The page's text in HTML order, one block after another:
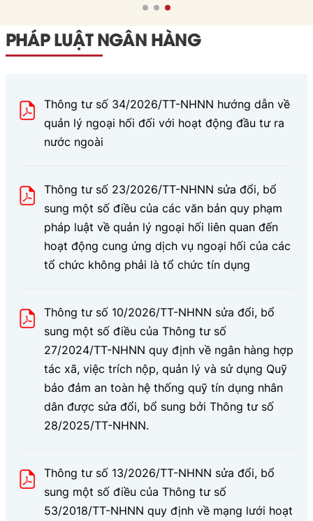
PHÁP LUẬT NGÂN HÀNG
Thông tư số 34/2026/TT-NHNN hướng dẫn về
quản lý ngoại hối đối với hoạt động đầu tư ra
nước ngoài
Thông tư số 23/2026/TT-NHNN sửa đổi, bổ
sung một số điều của các văn bản quy phạm
pháp luật về quản lý ngoại hối liên quan đến
hoạt động cung ứng dịch vụ ngoại hối của các
tổ chức không phải là tổ chức tín dụng
Thông tư số 10/2026/TT-NHNN sửa đổi, bổ
sung một số điều của Thông tư số
27/2024/TT-NHNN quy định về ngân hàng hợp
tác xã, việc trích nộp, quản lý và sử dụng Quỹ
bảo đảm an toàn hệ thống quỹ tín dụng nhân
dân được sửa đổi, bổ sung bởi Thông tư số
28/2025/TT-NHNN.
Thông tư số 13/2026/TT-NHNN sửa đổi, bổ
sung một số điều của Thông tư số
53/2018/TT-NHNN quy định về mạng lưới hoạt